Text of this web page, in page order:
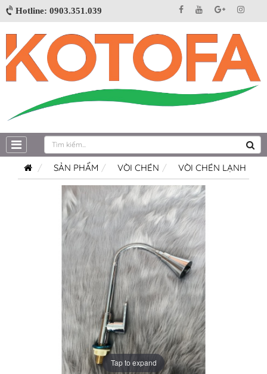
Hotline: 0903.351.039
SẢN PHẨM VÒI CHÉN VÒI CHÉN LẠNH
Tap to expand